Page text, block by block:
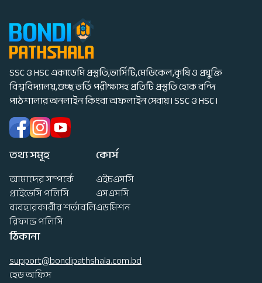
SSC ও HSC একাডেমি প্রস্তুতি,ভার্সিটি,মেডিকেল,কৃষি ও প্রযুক্তি
বিশ্ববিদ্যালয়,গুচ্ছ ভর্তি পরীক্ষাসহ প্রতিটি প্রস্তুতি হোক বন্দি
পাঠশালার অনলাইন কিংবা অফলাইন সেবায় I SSC ও HSC I
তথ্য সমূহ
আমাদের সম্পর্কে
প্রাইভেসি পলিসি
ব্যবহারকারীর শর্তাবলি
রিফান্ড পলিসি
কোর্স
এইচএসসি
এসএসসি
এডমিশন
ঠিকানা
support@bondipathshala.com.bd
হেড অফিস